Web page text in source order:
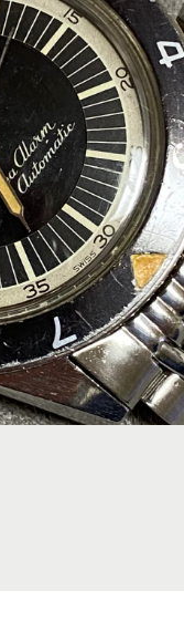
OTHER